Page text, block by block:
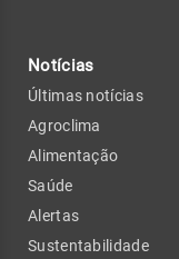
Notícias
Últimas notícias
Agroclima
Alimentação
Saúde
Alertas
Sustentabilidade